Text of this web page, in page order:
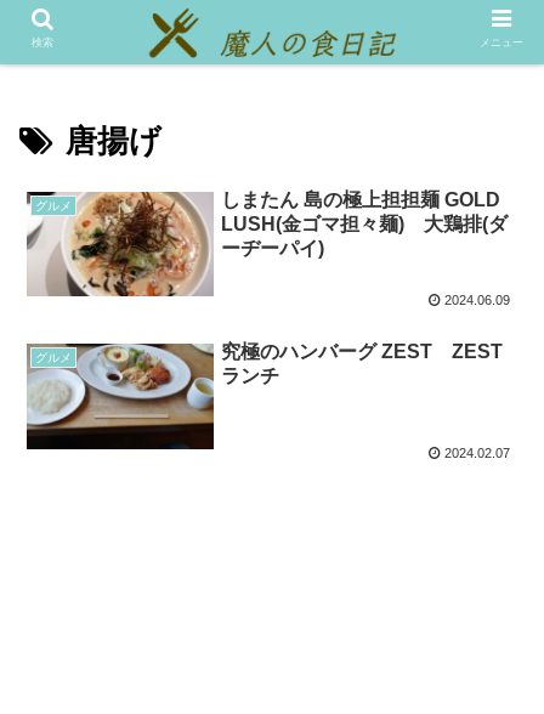
メニュー
唐揚げ
グルメ
しまたん 島の極上担担麺 GOLD
LUSH(金ゴマ担々麺) 大鶏排(ダ
ーヂーパイ)
2024.06.09
グルメ
究極のハンバーグ ZEST ZEST
ランチ
2024.02.07
検索 メニュー